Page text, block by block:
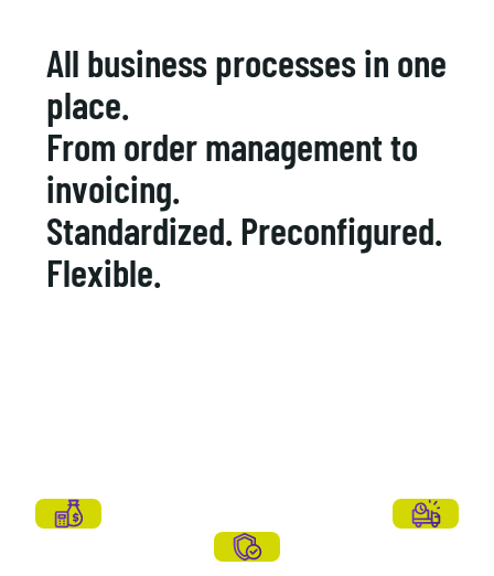
All business processes in one
place.
From order management to
invoicing.
Standardized. Preconfigured.
Flexible.